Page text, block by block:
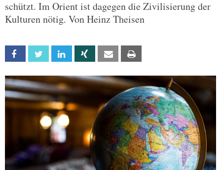
schützt. Im Orient ist dagegen die Zivilisierung der
Kulturen nötig. Von Heinz Theisen
Facebook Twitter Linkedin Xing Email